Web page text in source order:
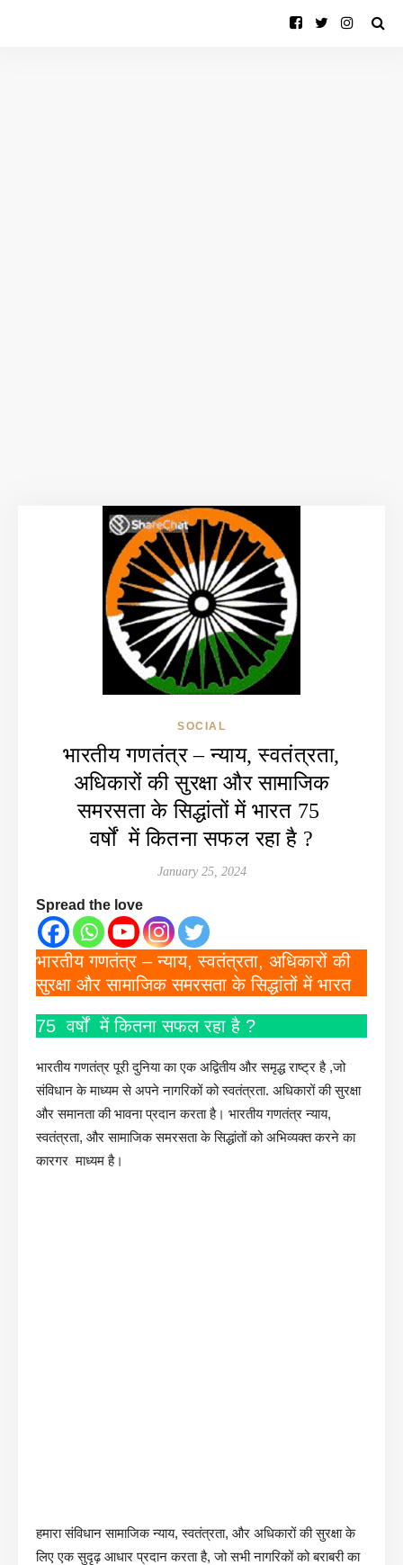
SOCIAL
भारतीय गणतंत्र – न्याय, स्वतंत्रता,
अधिकारों की सुरक्षा और सामाजिक
समरसता के सिद्धांतों में भारत 75
वर्षों में कितना सफल रहा है ?
January 25, 2024
Spread the love
भारतीय गणतंत्र – न्याय, स्वतंत्रता, अधिकारों की
सुरक्षा और सामाजिक समरसता के सिद्धांतों में भारत
75 वर्षों में कितना सफल रहा है ?
भारतीय गणतंत्र पूरी दुनिया का एक अद्वितीय और समृद्ध राष्ट्र है ,जो
संविधान के माध्यम से अपने नागरिकों को स्वतंत्रता. अधिकारों की सुरक्षा
और समानता की भावना प्रदान करता है। भारतीय गणतंत्र न्याय,
स्वतंत्रता, और सामाजिक समरसता के सिद्धांतों को अभिव्यक्त करने का
कारगर माध्यम है।
हमारा संविधान सामाजिक न्याय, स्वतंत्रता, और अधिकारों की सुरक्षा के
लिए एक सुदृढ़ आधार प्रदान करता है, जो सभी नागरिकों को बराबरी का